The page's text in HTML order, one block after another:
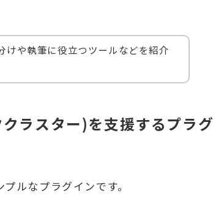
けや執筆に役立つツールなどを紹介
ラスター)を支援するプラグ
ルなプラグインです。